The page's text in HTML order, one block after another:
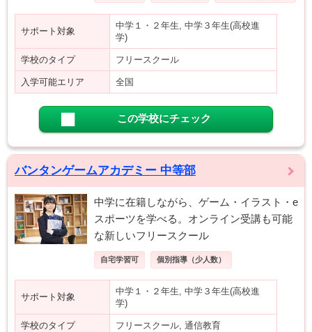
サポート対象
中学１・２年生, 中学３年生(高校進
学)
学校のタイプ フリースクール
入学可能エリア 全国
この学校にチェック
バンタンゲームアカデミー 中等部
中学に在籍しながら、ゲーム・イラスト・e
スポーツを学べる。オンライン受講も可能
な新しいフリースクール
自宅学習可 個別指導（少人数）
サポート対象
中学１・２年生, 中学３年生(高校進
学)
学校のタイプ フリースクール, 通信教育